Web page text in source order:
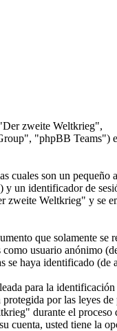
zweite Weltkrieg",
"phpBB Teams")
son un pequeño
un identificador de
zweite Weltkrieg" y se
que solamente se
usuario anónimo
haya identificado (de
para la
por las leyes de
durante el proceso
cuenta, usted tiene la